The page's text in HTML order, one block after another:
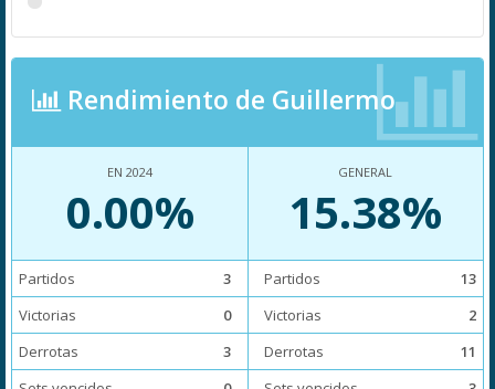
Rendimiento de Guillermo
EN 2024
0.00%
Partidos
3
Victorias
0
Derrotas
3
GENERAL
15.38%
Partidos
13
Victorias
2
Derrotas
11